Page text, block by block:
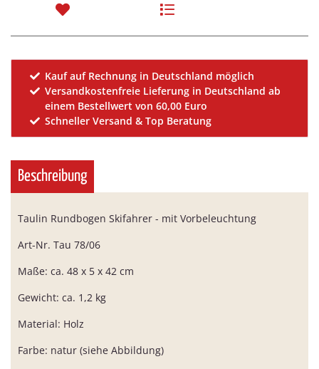
Kauf auf Rechnung in Deutschland möglich
Versandkostenfreie Lieferung in Deutschland ab
einem Bestellwert von 60,00 Euro
Schneller Versand & Top Beratung
Beschreibung
Taulin Rundbogen Skifahrer - mit Vorbeleuchtung
Art-Nr. Tau 78/06
Maße: ca. 48 x 5 x 42 cm
Gewicht: ca. 1,2 kg
Material: Holz
Farbe: natur (siehe Abbildung)